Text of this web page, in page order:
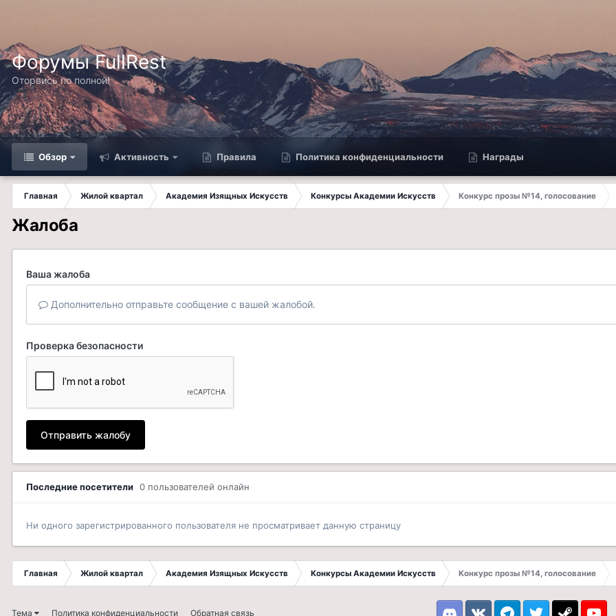
Форумы FullRest
Оторвись по полной!
Обзор Активность Правила Политика конфиденциальности Награды
Главная Жилой квартал Академия Изящных Искусств Конкурсы Академии Искусств
Конкурс прозы №14, голосование
Жалоба
Ваша жалоба
Дополнительно отправьте сообщение с вашей жалобой.
Проверка безопасности
Отправить жалобу
Последние посетители 0 пользователей онлайн
Ни одного зарегистрированного пользователя не просматривает данную страницу
Главная Жилой квартал Академия Изящных Искусств Конкурсы Академии Искусств Конкурс прозы №14, голосование
Тема Политика конфиденциальности Обратная связь